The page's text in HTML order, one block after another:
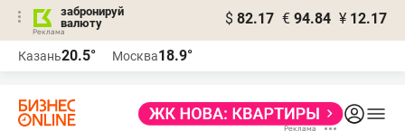
забронируй
валюту
$ 82.17 € 94.84 ¥ 12.17
Казань20.5° Москва18.9°